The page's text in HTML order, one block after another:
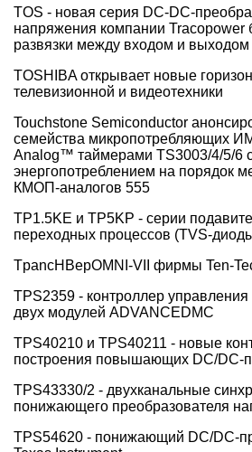
TOS - новая серия DC-DC-
напряжения компании Tracopower
развязки между входом и выходом
TOSHIBA открывает новые
телевизионной и видеотехники
Touchstone Semiconductor
семейства микропотребляющих
Analog™ таймерами TS3003/4/5/6
энергопотреблением на порядок
КМОП-аналогов 555
TP1.5KE и TP5KP - серии
переходных процессов (TVS-
TpancHBepOMNI-VII фирмы Ten-
TPS2359 - контроллер управления
двух модулей ADVANCEDMC
TPS40210 и TPS40211 - новые
построения повышающих DC/DC-
TPS43330/2 - двухканальные
понижающего преобразователя
TPS54620 - понижающий DC/DC-